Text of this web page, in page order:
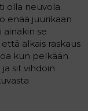
olla neuvola
enää juurikaan
se
alkais raskaus
kun pelkään
sit vihdoin